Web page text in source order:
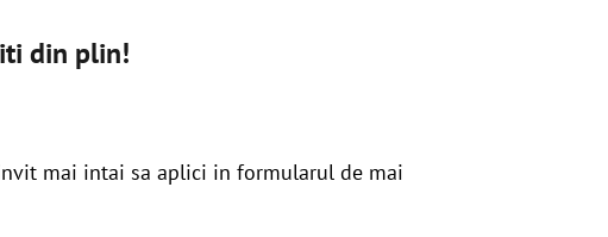
din plin!
invit mai intai sa aplici in formularul de mai